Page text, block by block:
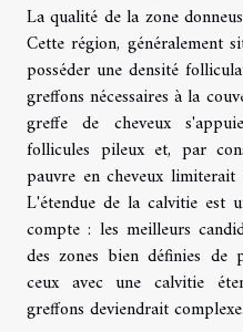
La qualité de la zone
Cette région, généralement
posséder une densité
greffons nécessaires à la
greffe de cheveux
follicules pileux et, par
pauvre en cheveux
L'étendue de la calvitie est
compte : les meilleurs
des zones bien définies de
ceux avec une calvitie
greffons deviendrait complexe.